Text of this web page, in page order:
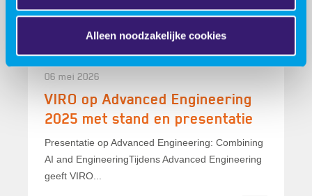
Alleen noodzakelijke cookies
06 mei 2026
VIRO op Advanced Engineering
2025 met stand en presentatie
Presentatie op Advanced Engineering: Combining
AI and EngineeringTijdens Advanced Engineering
geeft VIRO...